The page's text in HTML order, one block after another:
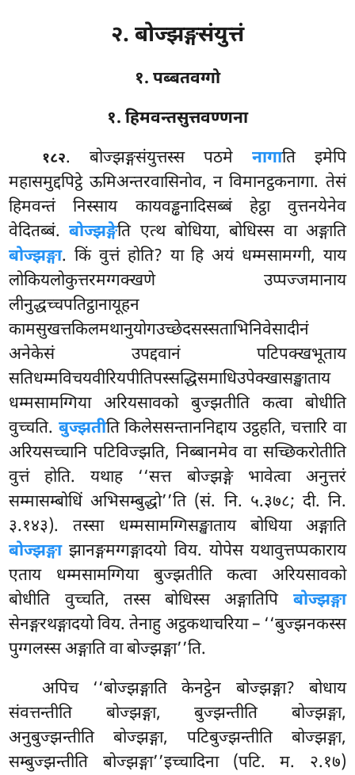
२. बोज्झङ्गसंयुत्तं
१. पब्बतवग्गो
१. हिमवन्तसुत्तवण्णना
१८२. बोज्झङ्गसंयुत्तस्स पठमे नागाति इमेपि
महासमुद्दपिट्ठे ऊमिअन्तरवासिनोव, न विमानट्ठकनागा. तेसं
हिमवन्तं निस्साय कायवड्ढनादिसब्बं हेट्ठा वुत्तनयेनेव
वेदितब्बं.बोज्झङ्गेति एत्थ बोधिया, बोधिस्स वा अङ्गाति
बोज्झङ्गा. किं वुत्तं होति? या हि अयं धम्मसामग्गी, याय
लोकियलोकुत्तरमग्गक्खणे उप्पज्जमानाय
लीनुद्धच्चपतिट्ठानायूहन
कामसुखत्तकिलमथानुयोगउच्छेदसस्सताभिनिवेसादीनं
अनेकेसं उपद्दवानं पटिपक्खभूताय
सतिधम्मविचयवीरियपीतिपस्सद्धिसमाधिउपेक्खासङ्खाताय
धम्मसामग्गिया अरियसावको बुज्झतीति कत्वा बोधीति
वुच्चति. बुज्झतीति किलेससन्ताननिद्दाय उट्ठहति, चत्तारि वा
अरियसच्चानि पटिविज्झति, निब्बानमेव वा सच्छिकरोतीति
वुत्तं होति. यथाह ‘‘सत्त बोज्झङ्गे भावेत्वा अनुत्तरं
सम्मासम्बोधिं अभिसम्बुद्धो’’ति (सं. नि. ५.३७८; दी. नि.
३.१४३). तस्सा धम्मसामग्गिसङ्खाताय बोधिया अङ्गाति
बोज्झङ्गाझानङ्गमग्गङ्गादयो विय. योपेस यथावुत्तप्पकाराय
एताय धम्मसामग्गिया बुज्झतीति कत्वा अरियसावको
बोधीति वुच्चति, तस्स बोधिस्स अङ्गातिपि बोज्झङ्गा
सेनङ्गरथङ्गादयो विय. तेनाहु अट्ठकथाचरिया – ‘‘बुज्झनकस्स
पुग्गलस्स अङ्गाति वा बोज्झङ्गा’’ति.
अपिच ‘‘बोज्झङ्गाति केनट्ठेन बोज्झङ्गा? बोधाय
संवत्तन्तीति बोज्झङ्गा, बुज्झन्तीति बोज्झङ्गा,
अनुबुज्झन्तीति बोज्झङ्गा, पटिबुज्झन्तीति बोज्झङ्गा,
सम्बुज्झन्तीति बोज्झङ्गा’’इच्चादिना (पटि. म. २.१७)